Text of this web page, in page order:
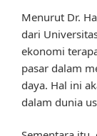
Menurut Dr.
dari
ekonomi
pasar dalam
daya. Hal ini
dalam dunia